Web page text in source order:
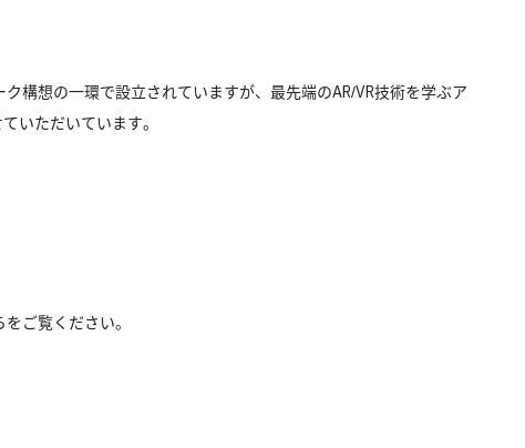
構想の一環で設立されていますが、最先端のAR/VR技術を学ぶア
いただいています。
ご覧ください。